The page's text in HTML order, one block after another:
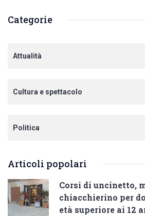
Categorie
Attualità
Cultura e spettacolo
Politica
Articoli popolari
Corsi di uncinetto,
chiacchierino per
età superiore ai 12